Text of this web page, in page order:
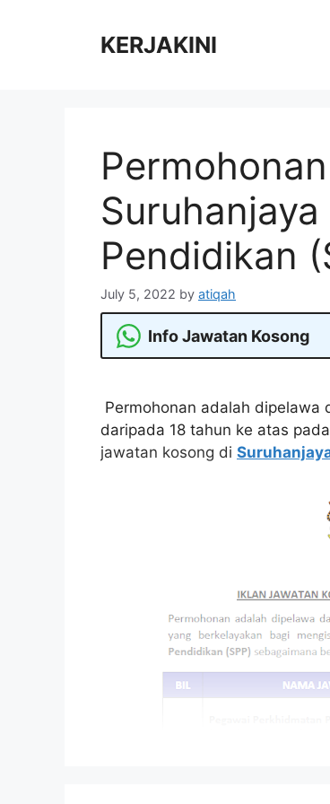
KERJAKINI
Pendidikan
July 5, 2022 by atiqah
Info Jawatan Kosong
Permohonan adalah dipelawa
daripada 18 tahun ke atas
jawatan kosong di